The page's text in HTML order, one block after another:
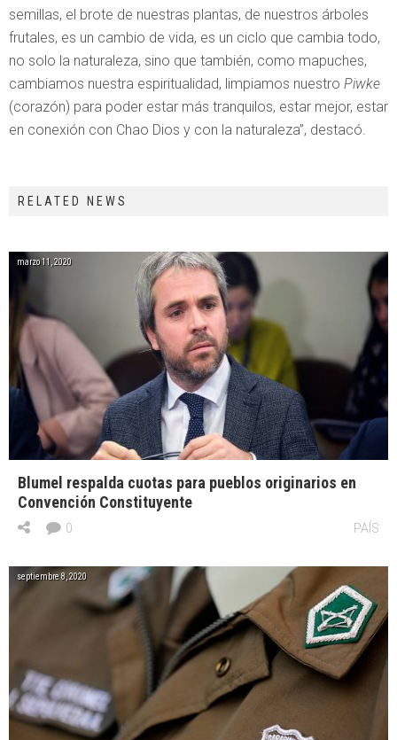
semillas, el brote de nuestras plantas, de nuestros árboles
frutales, es un cambio de vida, es un ciclo que cambia todo,
no solo la naturaleza, sino que también, como mapuches,
cambiamos nuestra espiritualidad, limpiamos nuestro Piwke
(corazón) para poder estar más tranquilos, estar mejor, estar
en conexión con Chao Dios y con la naturaleza”, destacó.
RELATED NEWS
marzo 11, 2020
Blumel respalda cuotas para pueblos originarios en
Convención Constituyente
PAÍS
0
septiembre 8, 2020